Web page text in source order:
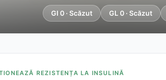
GI 0 · Scăzut GL 0 · Scăzut
REZISTENȚA LA INSULINĂ